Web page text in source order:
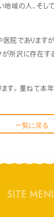
地域の人、そ
院であります
が所沢に存在す
す。重ねて本年
一覧に戻る
SITE